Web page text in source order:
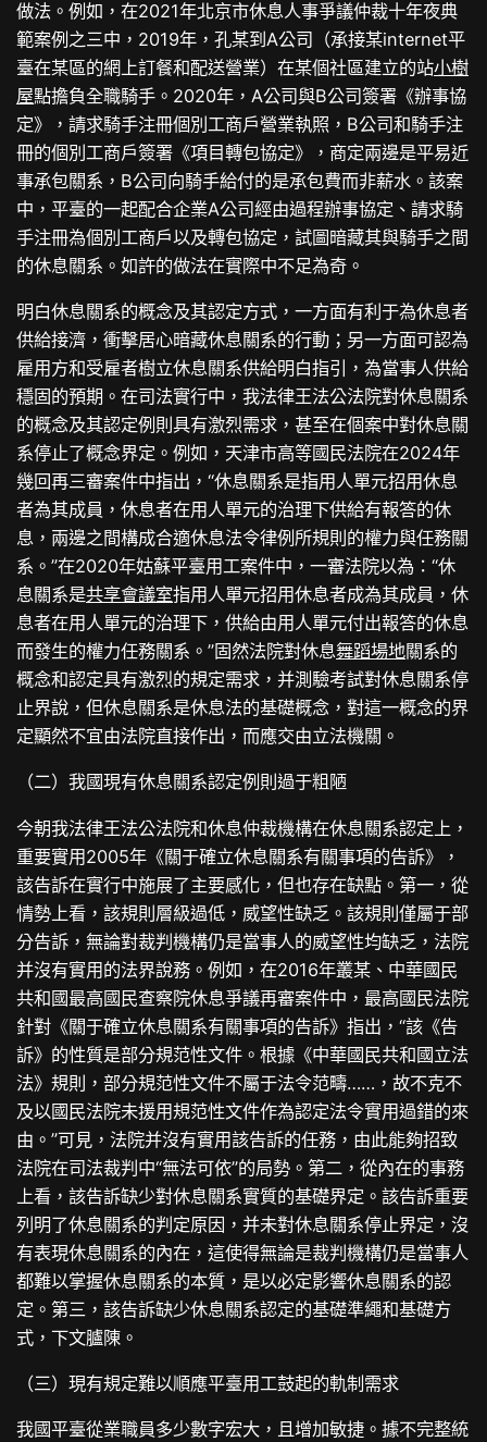
做法。例如，在2021年北京市休息人事爭議仲裁十年夜典
範案例之三中，2019年，孔某到A公司（承接某internet平
臺在某區的網上訂餐和配送營業）在某個社區建立的站小樹
屋點擔負全職騎手。2020年，A公司與B公司簽署《辦事協
定》，請求騎手注冊個別工商戶營業執照，B公司和騎手注
冊的個別工商戶簽署《項目轉包協定》，商定兩邊是平易近
事承包關系，B公司向騎手給付的是承包費而非薪水。該案
中，平臺的一起配合企業A公司經由過程辦事協定、請求騎
手注冊為個別工商戶以及轉包協定，試圖暗藏其與騎手之間
的休息關系。如許的做法在實際中不足為奇。
明白休息關系的概念及其認定方式，一方面有利于為休息者
供給接濟，衝擊居心暗藏休息關系的行動；另一方面可認為
雇用方和受雇者樹立休息關系供給明白指引，為當事人供給
穩固的預期。在司法實行中，我法律王法公法院對休息關系
的概念及其認定例則具有激烈需求，甚至在個案中對休息關
系停止了概念界定。例如，天津市高等國民法院在2024年
幾回再三審案件中指出，“休息關系是指用人單元招用休息
者為其成員，休息者在用人單元的治理下供給有報答的休
息，兩邊之間構成合適休息法令律例所規則的權力與任務關
系。”在2020年姑蘇平臺用工案件中，一審法院以為：“休
息關系是共享會議室指用人單元招用休息者成為其成員，休
息者在用人單元的治理下，供給由用人單元付出報答的休息
而發生的權力任務關系。”固然法院對休息舞蹈場地關系的
概念和認定具有激烈的規定需求，并測驗考試對休息關系停
止界說，但休息關系是休息法的基礎概念，對這一概念的界
定顯然不宜由法院直接作出，而應交由立法機關。
（二）我國現有休息關系認定例則過于粗陋
今朝我法律王法公法院和休息仲裁機構在休息關系認定上，
重要實用2005年《關于確立休息關系有關事項的告訴》，
該告訴在實行中施展了主要感化，但也存在缺點。第一，從
情勢上看，該規則層級過低，威望性缺乏。該規則僅屬于部
分告訴，無論對裁判機構仍是當事人的威望性均缺乏，法院
并沒有實用的法界說務。例如，在2016年叢某、中華國民
共和國最高國民查察院休息爭議再審案件中，最高國民法院
針對《關于確立休息關系有關事項的告訴》指出，“該《告
訴》的性質是部分規范性文件。根據《中華國民共和國立法
法》規則，部分規范性文件不屬于法令范疇……，故不克不
及以國民法院未援用規范性文件作為認定法令實用過錯的來
由。”可見，法院并沒有實用該告訴的任務，由此能夠招致
法院在司法裁判中“無法可依”的局勢。第二，從內在的事務
上看，該告訴缺少對休息關系實質的基礎界定。該告訴重要
列明了休息關系的判定原因，并未對休息關系停止界定，沒
有表現休息關系的內在，這使得無論是裁判機構仍是當事人
都難以掌握休息關系的本質，是以必定影響休息關系的認
定。第三，該告訴缺少休息關系認定的基礎準繩和基礎方
式，下文臚陳。
（三）現有規定難以順應平臺用工鼓起的軌制需求
我國平臺從業職員多少數字宏大，且增加敏捷。據不完整統